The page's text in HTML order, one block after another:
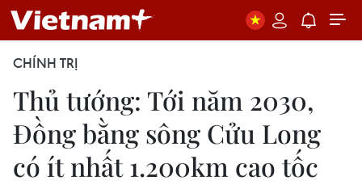
CHÍNH TRỊ
Thủ tướng: Tới năm 2030,
Đồng bằng sông Cửu Long
có ít nhất 1.200km cao tốc